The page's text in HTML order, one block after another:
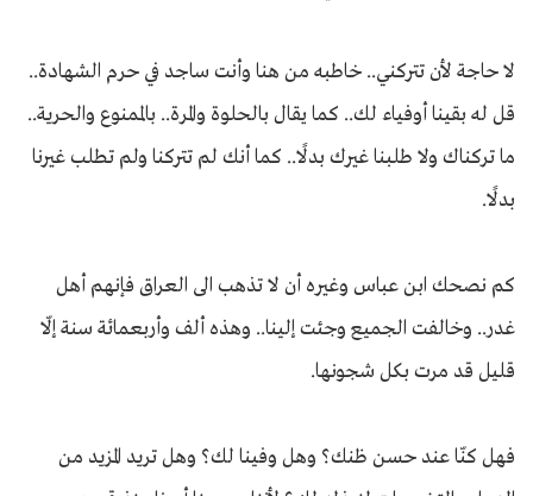
لا حاجة لأن تتركني.. خاطبه من هنا وأنت ساجد في حرم الشهادة..
قل له بقينا أوفياء لك.. كما يقال بالحلوة والمرة.. بالممنوع والحرية..
ما تركناك ولا طلبنا غيرك بدلًا.. كما أنك لم تتركنا ولم تطلب غيرنا
بدلًا.
كم نصحك ابن عباس وغيره أن لا تذهب الى العراق فإنهم أهل
غدر.. وخالفت الجميع وجئت إلينا.. وهذه ألف وأربعمائة سنة إلّا
قليل قد مرت بكل شجونها.
فهل كنّا عند حسن ظنك؟ وهل وفينا لك؟ وهل تريد المزيد من